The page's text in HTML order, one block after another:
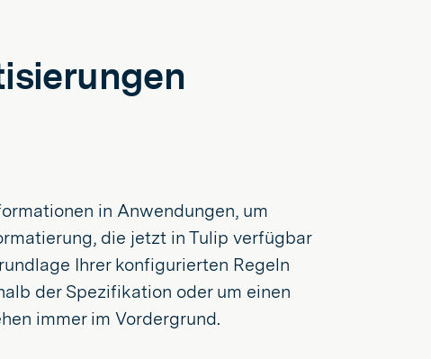
in Anwendungen, um
die jetzt in Tulip verfügbar
Ihrer konfigurierten Regeln
der Spezifikation oder um einen
immer im Vordergrund.